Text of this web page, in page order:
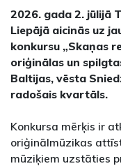
2026. gada 2. jūlijā
Liepājā aicinās uz
konkursu „Skaņas
oriģinālas un
Baltijas, vēsta
radošais kvartāls.
Konkursa mērķis ir
oriģinālmūzikas
mūziķiem uzstāties